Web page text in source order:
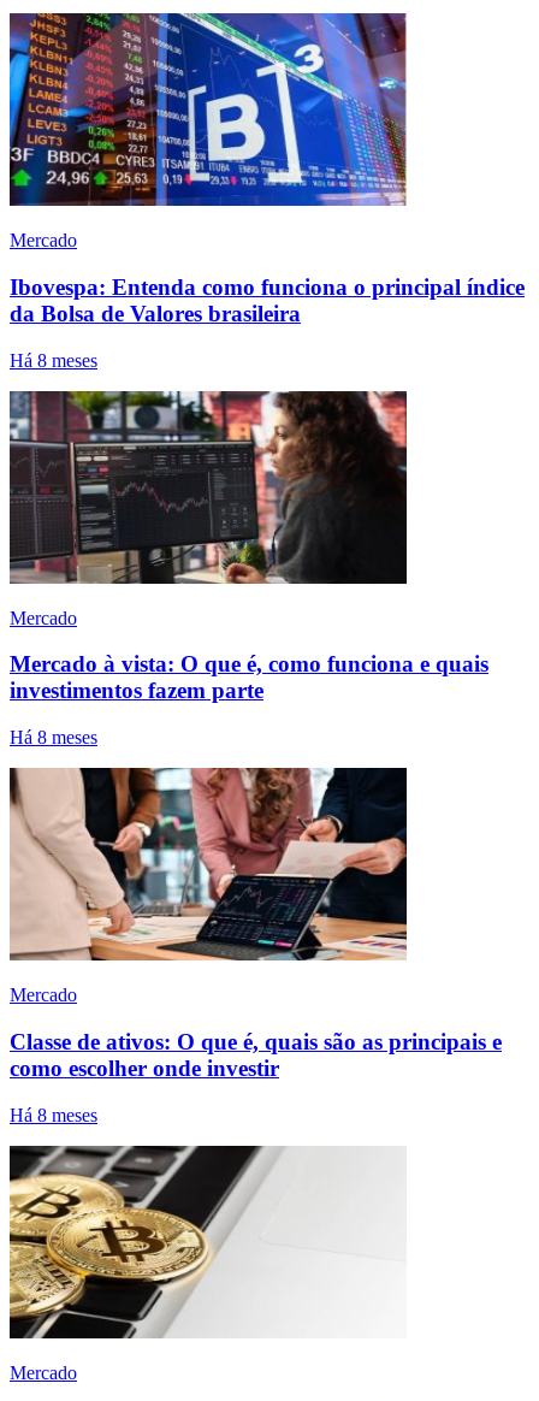
Mercado
Ibovespa: Entenda como funciona o principal índice
da Bolsa de Valores brasileira
Há 8 meses
Mercado
Mercado à vista: O que é, como funciona e quais
investimentos fazem parte
Há 8 meses
Mercado
Classe de ativos: O que é, quais são as principais e
como escolher onde investir
Há 8 meses
Mercado